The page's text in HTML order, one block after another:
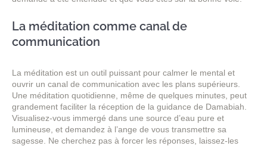
La méditation comme canal de
communication
La méditation est un outil puissant pour calmer le mental et
ouvrir un canal de communication avec les plans supérieurs.
Une méditation quotidienne, même de quelques minutes, peut
grandement faciliter la réception de la guidance de Damabiah.
Visualisez-vous immergé dans une source d’eau pure et
lumineuse, et demandez à l’ange de vous transmettre sa
sagesse. Ne cherchez pas à forcer les réponses, laissez-les